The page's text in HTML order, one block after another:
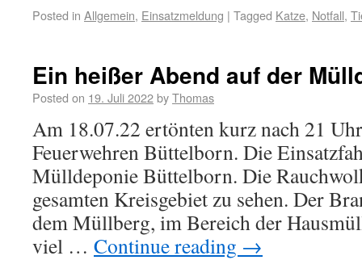
Posted in Allgemein, Einsatzmeldung | Tagged Katze, Notfall,
Ein heißer Abend auf der
Posted on 19. Juli 2022byThomas
Am 18.07.22 ertönten kurz nach 21
Feuerwehren Büttelborn. Die
Mülldeponie Büttelborn. Die
gesamten Kreisgebiet zu sehen. Der
dem Müllberg, im Bereich der
viel … Continue reading →